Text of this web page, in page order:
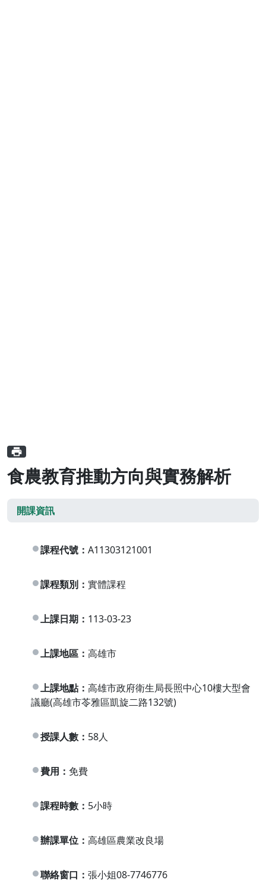
print
食農教育推動方向與實務解析
開課資訊
課程代號： A11303121001
課程類別： 實體課程
上課日期： 113-03-23
上課地區： 高雄市
上課地點： 高雄市政府衛生局長照中心10樓大型會
議廳(高雄市苓雅區凱旋二路132號)
授課人數： 58人
費用： 免費
課程時數： 5小時
辦課單位： 高雄區農業改良場
聯絡窗口： 張小姐08-7746776